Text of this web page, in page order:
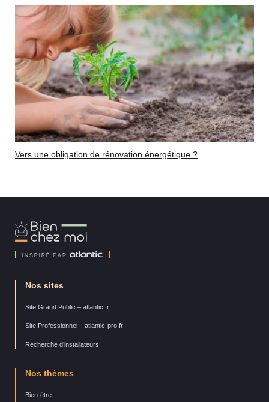
Vers une obligation de rénovation énergétique ?
Bien
Chez
Nos sites
Site Grand Public – atlantic.fr
Site Professionnel – atlantic-pro.fr
Recherche d’installateurs
Nos thèmes
Bien-être